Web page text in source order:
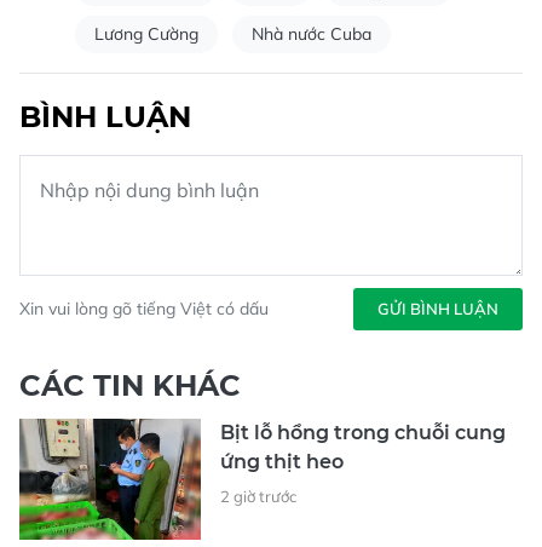
Lương Cường Nhà nước Cuba
BÌNH LUẬN
Xin vui lòng gõ tiếng Việt có dấu GỬI BÌNH LUẬN
CÁC TIN KHÁC
Bịt lỗ hổng trong chuỗi cung
ứng thịt heo
2 giờ trước